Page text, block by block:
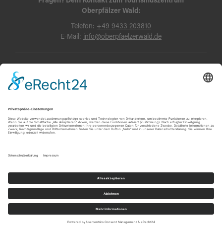
Oberpfälzer Wald:
Telefon: +49 9433 203810
E-Mail: info@oberpfaelzerwald.de
Datenschutz AGB und Reisebedingungen
© Oberpfälzer Wald 2026
Erlebnisse